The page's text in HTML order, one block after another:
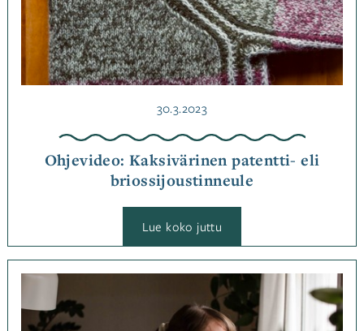
Ohjevideo: Kaksivärinen patentti- eli
briossijoustinneule
Julkaistu
30.3.2023
Lue koko juttu
Kaksivärinen
patentti-
eli
briossijoustinneule
Kategoriassa
Neulominen ,
OhjeetAvainsanat